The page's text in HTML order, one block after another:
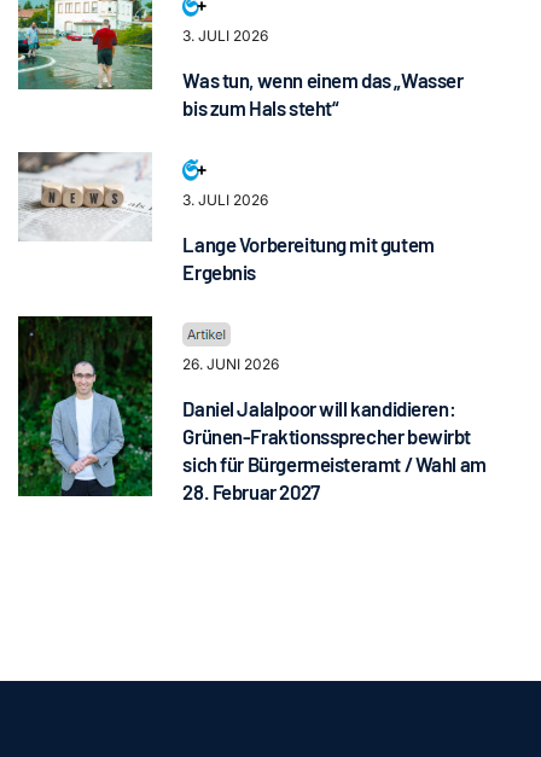
3. JULI 2026
Was tun, wenn einem das „Wasser
bis zum Hals steht“
3. JULI 2026
Lange Vorbereitung mit gutem
Ergebnis
26. JUNI 2026
Daniel Jalalpoor will kandidieren:
Grünen-Fraktionssprecher bewirbt
sich für Bürgermeisteramt / Wahl am
28. Februar 2027